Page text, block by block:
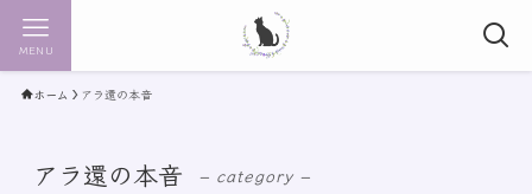
MENU
ホーム アラ還の本音
アラ還の本音 – category –